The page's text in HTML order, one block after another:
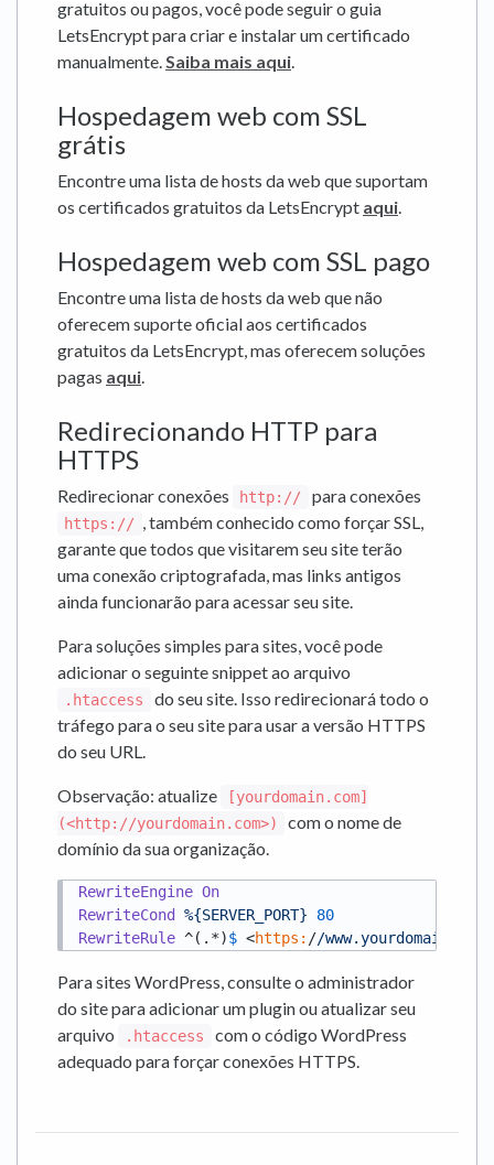
gratuitos ou pagos, você pode seguir o guia
LetsEncrypt para criar e instalar um certificado
manualmente.Saiba mais aqui.
Hospedagem web com SSL
grátis
Encontre uma lista de hosts da web que suportam
os certificados gratuitos da LetsEncrypt aqui.
Hospedagem web com SSL pago
Encontre uma lista de hosts da web que não
oferecem suporte oficial aos certificados
gratuitos da LetsEncrypt, mas oferecem soluções
pagas aqui.
Redirecionando HTTP para
HTTPS
Redirecionar conexões http:// para conexões
https:// , também conhecido como forçar SSL,
garante que todos que visitarem seu site terão
uma conexão criptografada, mas links antigos
ainda funcionarão para acessar seu site.
Para soluções simples para sites, você pode
adicionar o seguinte snippet ao arquivo
.htaccess
do seu site. Isso redirecionará todo o
tráfego para o seu site para usar a versão HTTPS
do seu URL.
Observação: atualize
[yourdomain.com]
(<http://yourdomain.com>)
com o nome de
domínio da sua organização.
RewriteEngine On
RewriteCond
%{SERVER_PORT}
80
RewriteRule ^(.*)$ <https: //www.yourdomain.com/
Para sites WordPress, consulte o administrador
do site para adicionar um plugin ou atualizar seu
arquivo
.htaccess
com o código WordPress
adequado para forçar conexões HTTPS.